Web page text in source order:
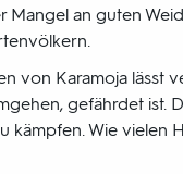
Mangel an guten
von Karamoja lässt
gefährdet ist.
kämpfen. Wie vielen